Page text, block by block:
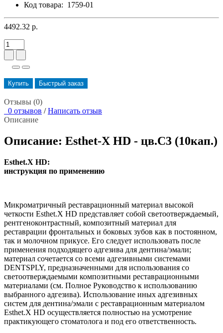
Код товара: 1759-01
4492.32 р.
Купить Быстрый заказ
Отзывы (0)
0 отзывов / Написать отзыв
Описание
Описание: Esthet-X HD - цв.С3 (10кап.)
Esthet.X HD:
инструкция по применению
Микроматричный реставрационный материал высокой
четкости Esthet.X HD представляет собой светоотверждаемый,
рентгеноконтрастный, композитный материал для
реставрации фронтальных и боковых зубов как в постоянном,
так и молочном прикусе. Его следует использовать после
применения подходящего адгезива для дентина/эмали;
материал сочетается со всеми адгезивными системами
DENTSPLY, предназначенными для использования со
светоотверждаемыми композитными реставрационными
материалами (см. Полное Руководство к использованию
выбранного адгезива). Использование иных адгезивных
систем для дентина/эмали с реставрационным материалом
Esthet.X HD осуществляется полностью на усмотрение
практикующего стоматолога и под его ответственность.